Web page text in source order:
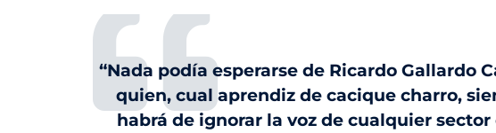
“Nada podía esperarse de Ricardo Gallardo
quien, cual aprendiz de cacique charro,
habrá de ignorar la voz de cualquier sector